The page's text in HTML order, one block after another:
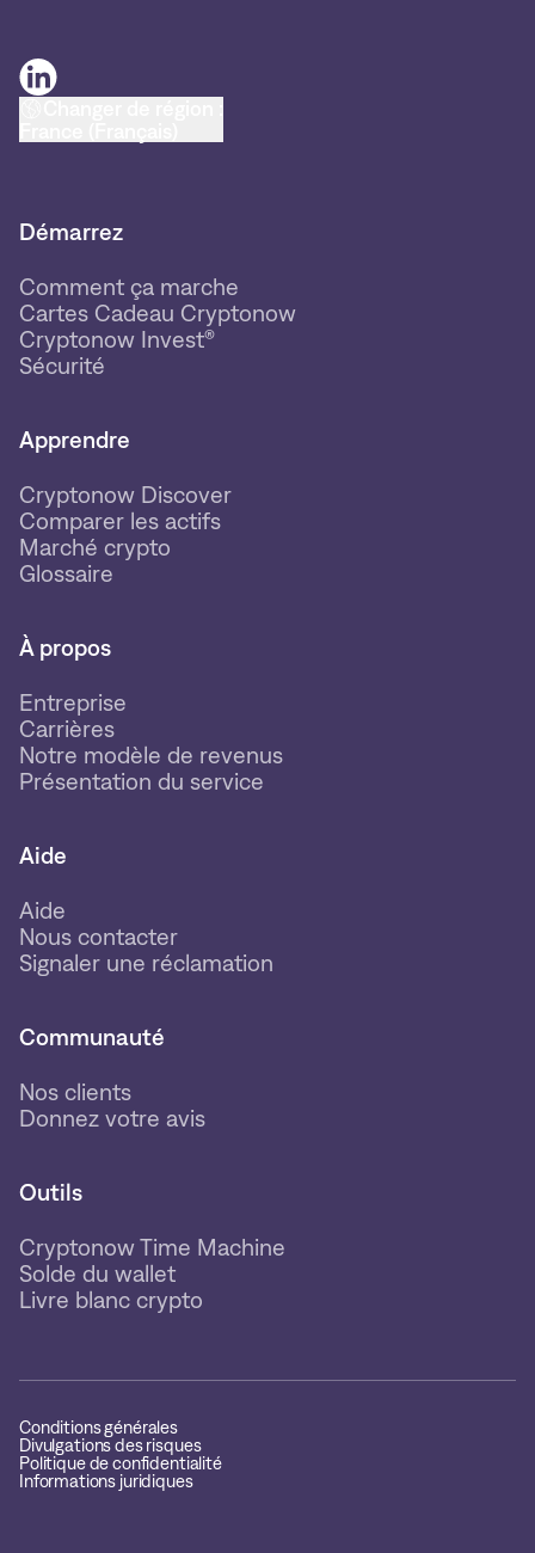
Démarrez
Comment ça marche
Cartes Cadeau Cryptonow
Cryptonow Invest®
Sécurité
Apprendre
Cryptonow Discover
Comparer les actifs
Marché crypto
Glossaire
À propos
Entreprise
Carrières
Notre modèle de revenus
Présentation du service
Aide
Aide
Nous contacter
Signaler une réclamation
Communauté
Nos clients
Donnez votre avis
Outils
Cryptonow Time Machine
Solde du wallet
Livre blanc crypto
Conditions générales
Divulgations des risques
Politique de confidentialité
Informations juridiques